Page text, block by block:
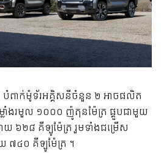
េះ បំពាក់ម៉ូទ័រអគ្គិសនីចំនួន ២ អាចផលិត
លាំងរមួល ១០០០ ញ៉ូតុនម៉ែត្រ ផ្គួបជាមួយ
ាយ ៦២៨ គីឡូម៉ែត្រ រួមទាំងជម្រើស
យ ៧៤០ គីឡូម៉ែត្រ ។